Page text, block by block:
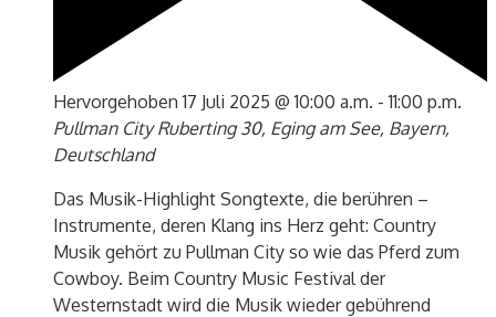
Hervorgehoben 17 Juli 2025 @ 10:00 a.m. -11:00 p.m.
Pullman CityRuberting 30, Eging am See, Bayern,
Deutschland
Das Musik-Highlight Songtexte, die berühren –
Instrumente, deren Klang ins Herz geht: Country
Musik gehört zu Pullman City so wie das Pferd zum
Cowboy. Beim Country Music Festival der
Westernstadt wird die Musik wieder gebührend